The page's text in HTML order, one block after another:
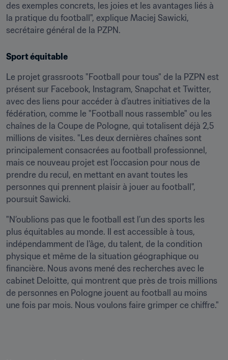
des exemples concrets, les joies et les avantages liés à
la pratique du football", explique Maciej Sawicki,
secrétaire général de la PZPN.
Sport équitable
Le projet grassroots "Football pour tous" de la PZPN est
présent sur Facebook, Instagram, Snapchat et Twitter,
avec des liens pour accéder à d’autres initiatives de la
fédération, comme le "Football nous rassemble" ou les
chaînes de la Coupe de Pologne, qui totalisent déjà 2,5
millions de visites. "Les deux dernières chaînes sont
principalement consacrées au football professionnel,
mais ce nouveau projet est l’occasion pour nous de
prendre du recul, en mettant en avant toutes les
personnes qui prennent plaisir à jouer au football",
poursuit Sawicki.
"N’oublions pas que le football est l’un des sports les
plus équitables au monde. Il est accessible à tous,
indépendamment de l’âge, du talent, de la condition
physique et même de la situation géographique ou
financière. Nous avons mené des recherches avec le
cabinet Deloitte, qui montrent que près de trois millions
de personnes en Pologne jouent au football au moins
une fois par mois. Nous voulons faire grimper ce chiffre."